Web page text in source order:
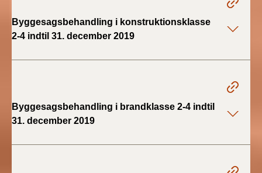
Byggesagsbehandling i konstruktionsklasse
2-4 indtil 31. december 2019
Byggesagsbehandling i brandklasse 2-4 indtil
31. december 2019